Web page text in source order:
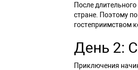
После
стране. Поэтому
гостеприимством
День 2:
Приключения